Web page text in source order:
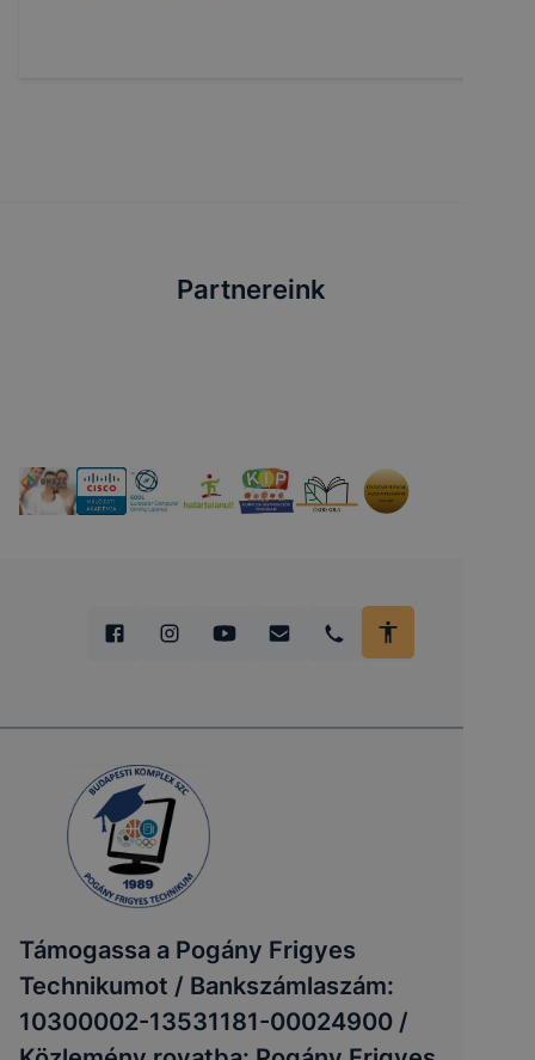
Partnereink
Támogassa a Pogány Frigyes
Technikumot / Bankszámlaszám:
10300002-13531181-00024900 /